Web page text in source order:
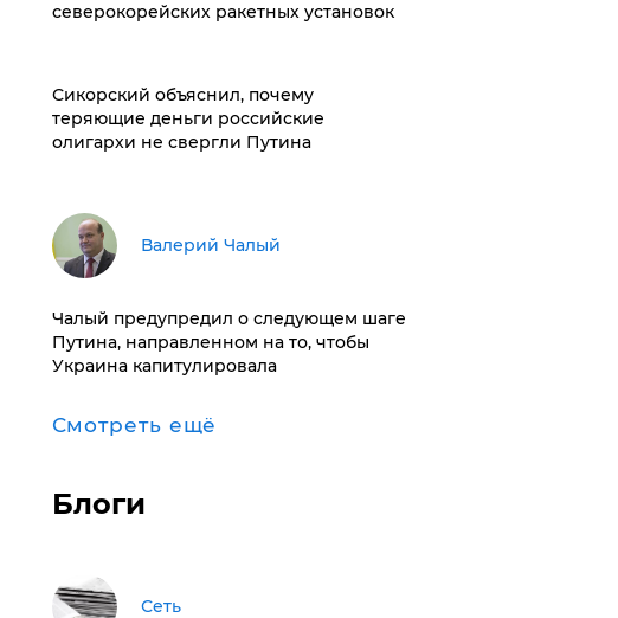
северокорейских ракетных установок
Сикорский объяснил, почему
теряющие деньги российские
олигархи не свергли Путина
Валерий Чалый
Чалый предупредил о следующем шаге
Путина, направленном на то, чтобы
Украина капитулировала
Смотреть ещё
Блоги
Сеть